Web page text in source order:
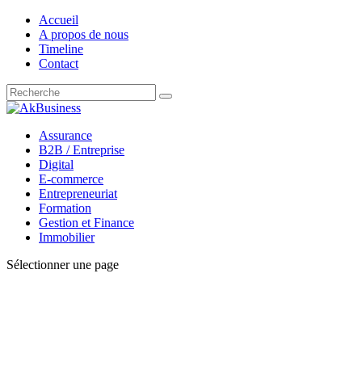
Accueil
A propos de nous
Timeline
Contact
Assurance
B2B / Entreprise
Digital
E-commerce
Entrepreneuriat
Formation
Gestion et Finance
Immobilier
Sélectionner une page